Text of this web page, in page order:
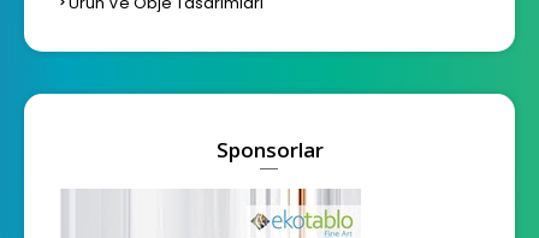
Sponsorlar